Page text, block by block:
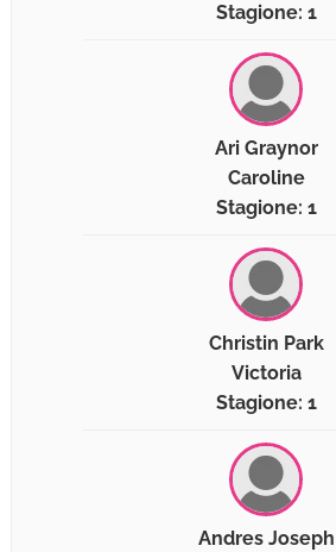
Stagione: 1
Ari Graynor
Caroline
Stagione: 1
Christin Park
Victoria
Stagione: 1
Andres Joseph